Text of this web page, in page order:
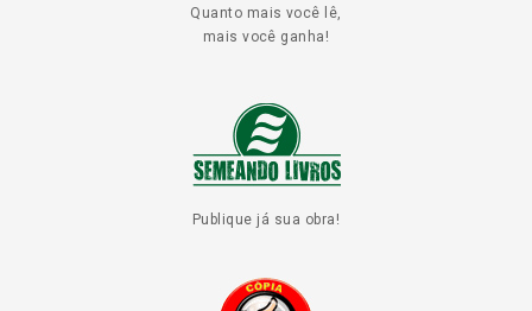
Quanto mais você lê,
mais você ganha!
Publique já sua obra!